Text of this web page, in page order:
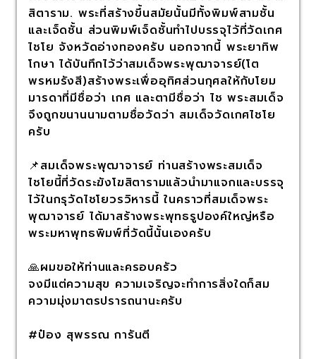
สิตาราม. พระที่สร้างขึ้นสมัยนั้นมีทั้งพิมพ์สามชั้น
และเจ็ดชั้น ส่วนพิมพ์เจ็ดชั้นทำไปบรรจุไว้ที่วัดเกศ
ไชโย จังหวัดอ่างทองครับ นอกจากนี้ พระยาทิพ
โกษา ได้บันทึกไว้ว่าสมเด็จพระพุฒาจารย์(โต
พรหมรังสี)สร้างพระเพื่ออุทิศส่วนกุศลให้กับโยม
มารดาที่มีชื่อว่า เกศ และตามีชื่อว่า ไช พระสมเด็จ
จึงถูกขนานนามตามชื่อวัดว่า สมเด็จวัดเกศไชโย
ครับ
📌สมเด็จพระพุฒาจารย์ ท่านสร้างพระสมเด็จ
ไชโยนี้ที่วัดระฆังโฆสิตารามแล้วนำมาแจกและบรรจุ
ไว้ในกรุวัดไชโยวรวิหารนี้ ในคราวที่สมเด็จพระ
พุฒาจารย์ ได้มาสร้างพระพุทธรูปองค์ใหญ่หรือ
พระมหาพุทธพิมพ์ที่วัดนี้นั้นเองครับ
🙏ผมขอให้ท่านและครอบครัว
จงมีแต่ความสุข ความเจริญจะทำการสิ่งใดก็สม
ความมุ่งมาตรปรารถนานะครับ
#ป๋อง สุพรรณ การันตี